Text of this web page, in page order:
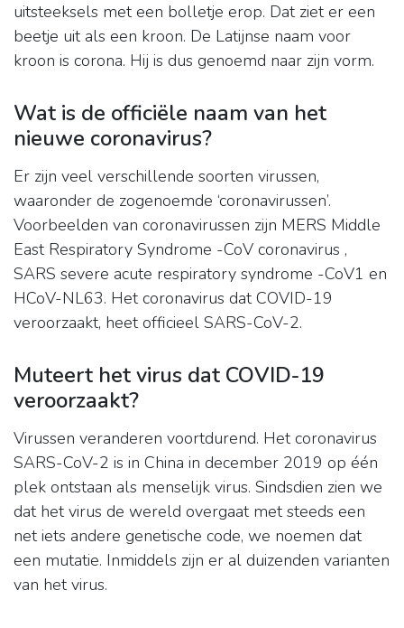
uitsteeksels met een bolletje erop. Dat ziet er een
beetje uit als een kroon. De Latijnse naam voor
kroon is corona. Hij is dus genoemd naar zijn vorm.
Wat is de officiële naam van het
nieuwe coronavirus?
Er zijn veel verschillende soorten virussen,
waaronder de zogenoemde ‘coronavirussen’.
Voorbeelden van coronavirussen zijn MERS Middle
East Respiratory Syndrome -CoV coronavirus ,
SARS severe acute respiratory syndrome -CoV1 en
HCoV-NL63. Het coronavirus dat COVID-19
veroorzaakt, heet officieel SARS-CoV-2.
Muteert het virus dat COVID-19
veroorzaakt?
Virussen veranderen voortdurend. Het coronavirus
SARS-CoV-2 is in China in december 2019 op één
plek ontstaan als menselijk virus. Sindsdien zien we
dat het virus de wereld overgaat met steeds een
net iets andere genetische code, we noemen dat
een mutatie. Inmiddels zijn er al duizenden varianten
van het virus.